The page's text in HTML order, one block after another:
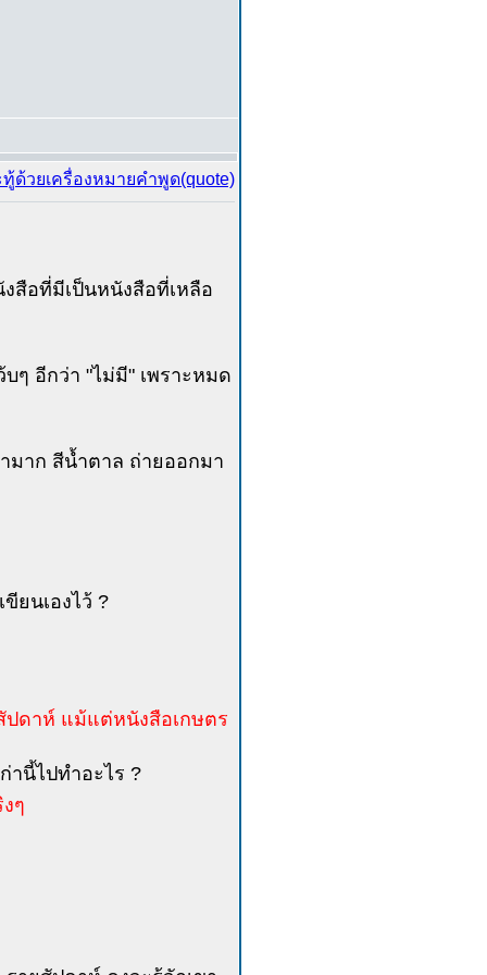
สือที่มีเป็นหนังสือที่เหลือ
ๆ อีกว่า "ไม่มี" เพราะหมด
มาก สีน้ำตาล ถ่ายออกมา
ยนเองไว้ ?
ปดาห์ แม้แต่หนังสือเกษตร
านี้ไปทำอะไร ?
ๆ